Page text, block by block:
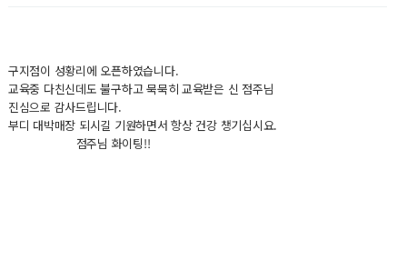
구지점이 성황리에 오픈하였습니다.
교육중 다친신데도 불구하고 묵묵히 교육받은 신 점주님
진심으로 감사드립니다.
부디 대박매장 되시길 기원하면서 항상 건강 챙기십시요.
점주님 화이팅!!